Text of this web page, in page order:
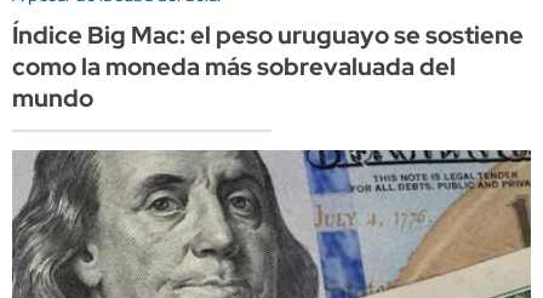
Índice Big Mac: el peso uruguayo se sostiene
como la moneda más sobrevaluada del
mundo